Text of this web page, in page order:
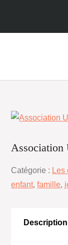
Association
Catégorie : Les
enfant,famille,
Description